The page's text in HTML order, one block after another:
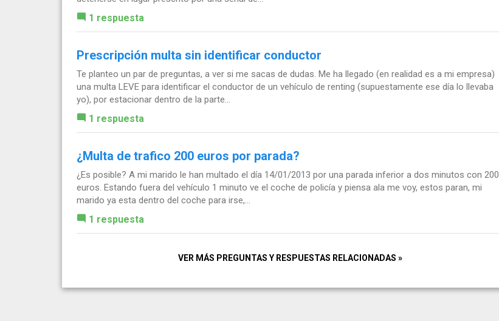
1 respuesta
Prescripción multa sin identificar conductor
Te planteo un par de preguntas, a ver si me sacas de dudas. Me ha llegado (en realidad es a mi empresa)
una multa LEVE para identificar el conductor de un vehículo de renting (supuestamente ese día lo llevaba
yo), por estacionar dentro de la parte...
1 respuesta
¿Multa de trafico 200 euros por parada?
¿Es posible? A mi marido le han multado el día 14/01/2013 por una parada inferior a dos minutos con 200
euros. Estando fuera del vehículo 1 minuto ve el coche de policía y piensa ala me voy, estos paran, mi
marido ya esta dentro del coche para irse,...
1 respuesta
VER MÁS PREGUNTAS Y RESPUESTAS RELACIONADAS »